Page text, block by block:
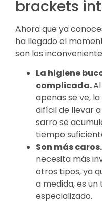
brackets
Ahora que ya
ha llegado el
son los
La higiene
complicada.
apenas se ve,
difícil de llevar
sarro se
tiempo
Son más caros.
necesita más
otros tipos, ya
a medida, es
especializado.